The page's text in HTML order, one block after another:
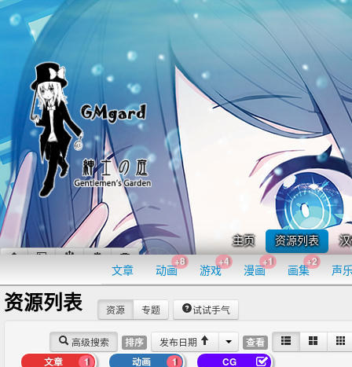
主页 资源列表
文章 动画
+8
游戏
+4
漫画
+1
画集
+2
声
资源列表
高级搜索 排序 发布日期 查看
资源 专题 试试手气
1
文章 1
动画 CG